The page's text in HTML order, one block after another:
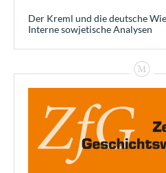
Der Kreml und die deutsche
Interne sowjetische Analysen